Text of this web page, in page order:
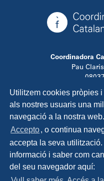
Utilitzem cookies pròpies
als nostres usuaris una
navegació a la nostra
Accepto, o continua
accepta la seva
informació i saber com
del seu navegador aquí:
Coordinadora
Pau
T.
Política